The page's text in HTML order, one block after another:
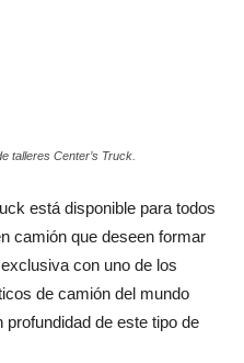
talleres Center’s Truck.
está disponible para todos
camión que deseen formar
con uno de los
de camión del mundo
de este tipo de